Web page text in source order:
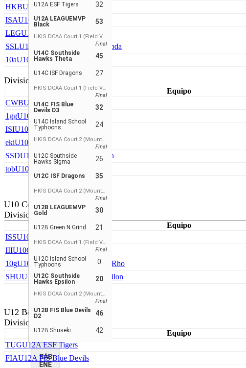
U12A ESF Tigers 32
U12A LEAGUEMVP
Black
53
HKIS DCAA Court 1 (Field View)
Final
U14C Southside
Hawks Theta
45
U14C ISF Dragons 27
HKIS DCAA Court 1 (Field View)
Final
U14C FIS Blue
Devils D3
32
U14C Island School
Typhoons
24
HKIS DCAA Court 2 (Mountain View)
Final
U12C Southside
Hawks Sigma
26
U12C ISF Dragons 35
HKIS DCAA Court 2 (Mountain View)
Final
U12B LEAGUEMVP
Gold
30
U12B Green N Grind 21
HKIS DCAA Court 1 (Field View)
Final
U12C Island School
Typhoons
0
U12C Southside
Hawks Epsilon
20
HKIS DCAA Court 2 (Mountain View)
Final
U12B FIS Blue Devils
D2
46
U12B Shuseki 42
SÁB
ENE
HKBU10A HKBA
ISAU10A ISF Cranes
LEGU10A LEAGUEMVP Black
SSLU10A Southside Hawks Lambda
10aU10A TDBA
Division 2
Equipo
CWBU10B CDNIS T-Wolves
1ggU10B Green N Grind
ISIU10B ISF Cardinals
ekiU10B Shuseki
SSDU10B Southside Hawks Delta
tobU10B Top Flight
U10 Coed
Division 3
Equipo
ISSU10C ISF Dragons
IIIU10C ISF Warriors Girls
10gU10C Southside Hawks Girls Rho
SHUU10C Southside Hawks Upsilon
U12 Boys
Division 1
Equipo
TUGU12A ESF Tigers
FIAU12A FIS Blue Devils